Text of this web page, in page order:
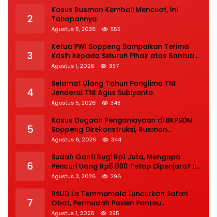
2
Kasus Rusman Kembali Mencuat, Ini
Tahapannya
Agustus 5, 2026 555
3
Ketua PWI Soppeng Sampaikan Terima
Kasih kepada Seluruh Pihak atas Bantuan
terhadap Adiknya Korban Kecelakaan
Agustus 1, 2026 397
4
Selamat Ulang Tahun Panglima TNI
Jenderal TNI Agus Subiyanto
Agustus 5, 2026 348
5
Kasus Dugaan Penganiayaan di BKPSDM
Soppeng Direkonstruksi, Rusman
Tegaskan Proses Hukum Terus Berjalan
Agustus 6, 2026 344
6
Sudah Ganti Rugi Rp1 Juta, Mengapa
Pencuri Uang Rp5.000 Tetap Dipenjara? Ini
Pertimbangan Hakim
Agustus 3, 2026 296
7
RSUD La Temmamala Luncurkan Safari
Obat, Permudah Pasien Pantau
Penyelesaian Resep Secara Real Time
Agustus 1, 2026 295